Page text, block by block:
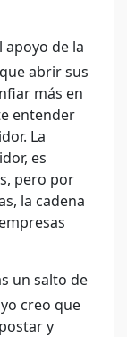
apoyo de la
abrir sus
más en
entender
La
es
pero por
la cadena
un salto de
creo que
y